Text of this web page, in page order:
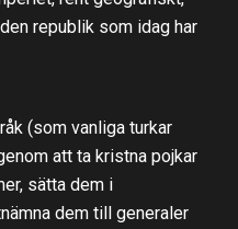
republik som idag har
(som vanliga turkar
att ta kristna pojkar
sätta dem i
dem till generaler